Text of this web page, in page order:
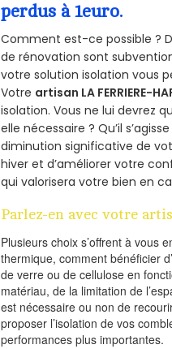
perdus à 1euro.
Comment est-ce possible ?
de rénovation sont
votre solution isolation vous
Votre artisan LA FERRIERE-
isolation. Vous ne lui devrez
elle nécessaire ? Qu’il
diminution significative de
hiver et d’améliorer votre
qui valorisera votre bien en
Parlez-en avec votre
Plusieurs choix s’offrent à vous
thermique, comment bénéficier
de verre ou de cellulose en
matériau, de la limitation de
est nécessaire ou non de
proposer l’isolation de vos
performances plus importantes.